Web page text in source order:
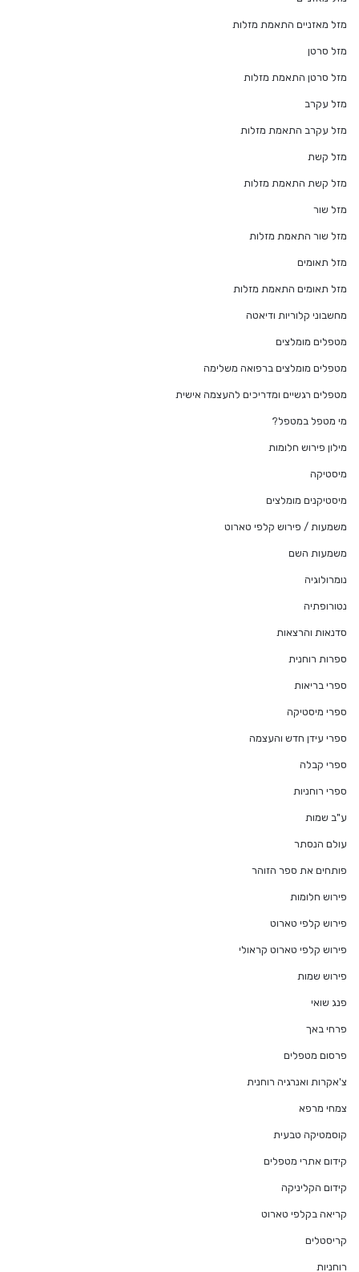
מזל מאזניים התאמת מזלות
מזל סרטן
מזל סרטן התאמת מזלות
מזל עקרב
מזל עקרב התאמת מזלות
מזל קשת
מזל קשת התאמת מזלות
מזל שור
מזל שור התאמת מזלות
מזל תאומים
מזל תאומים התאמת מזלות
מחשבוני קלוריות ודיאטה
מטפלים מומלצים
מטפלים מומלצים ברפואה משלימה
מטפלים רגשיים ומדריכים להעצמה אישית
מי מטפל במטפל?
מילון פירוש חלומות
מיסטיקה
מיסטיקנים מומלצים
משמעות / פירוש קלפי טארוט
משמעות השם
נומרולוגיה
נטורופתיה
סדנאות והרצאות
ספרות רוחנית
ספרי בריאות
ספרי מיסטיקה
ספרי עידן חדש והעצמה
ספרי קבלה
ספרי רוחניות
ע"ב שמות
עולם הנסתר
פותחים את ספר הזוהר
פירוש חלומות
פירוש קלפי טארוט
פירוש קלפי טארוט קראולי
פירוש שמות
פנג שואי
פרחי באך
פרסום מטפלים
צ'אקרות ואנרגיה רוחנית
צמחי מרפא
קוסמטיקה טבעית
קידום אתרי מטפלים
קידום הקליניקה
קריאה בקלפי טארוט
קריסטלים
רוחניות